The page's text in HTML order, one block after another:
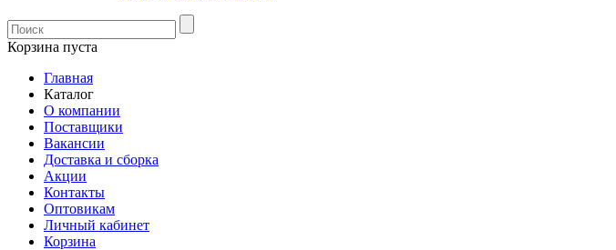
Корзина пуста
Главная
Каталог
О компании
Поставщики
Вакансии
Доставка и сборка
Акции
Контакты
Оптовикам
Личный кабинет
Корзина